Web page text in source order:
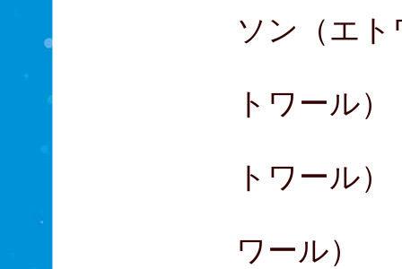
ソン（エ
トワール）
トワール）
ワール）